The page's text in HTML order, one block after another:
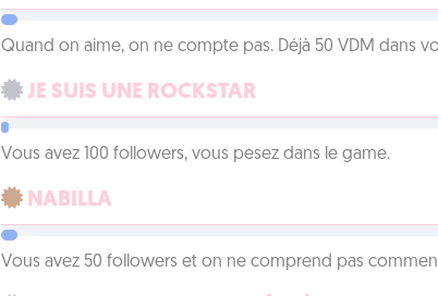
Quand on aime, on ne compte pas. Déjà 50 VDM dans
JE SUIS UNE ROCKSTAR
Vous avez 100 followers, vous pesez dans le game.
NABILLA
Vous avez 50 followers et on ne comprend pas